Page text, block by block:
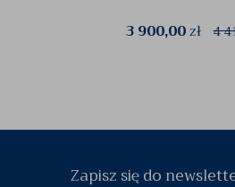
3 900,00zł 4
Zapisz się do